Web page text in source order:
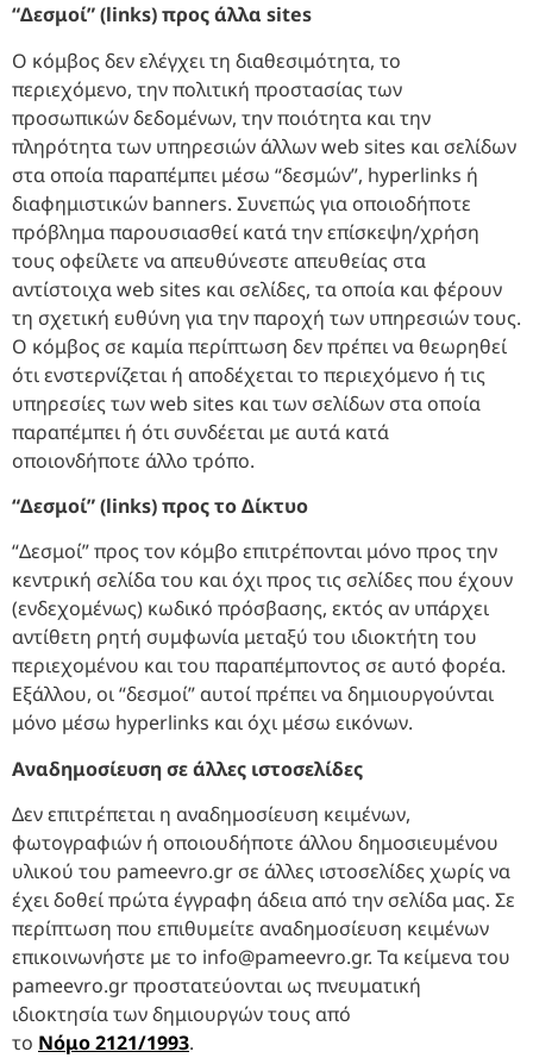
“Δεσμοί” (links) προς άλλα sites
Ο κόμβος δεν ελέγχει τη διαθεσιμότητα, το
περιεχόμενο, την πολιτική προστασίας των
προσωπικών δεδομένων, την ποιότητα και την
πληρότητα των υπηρεσιών άλλων web sites και σελίδων
στα οποία παραπέμπει μέσω “δεσμών”, hyperlinks ή
διαφημιστικών banners. Συνεπώς για οποιοδήποτε
πρόβλημα παρουσιασθεί κατά την επίσκεψη/χρήση
τους οφείλετε να απευθύνεστε απευθείας στα
αντίστοιχα web sites και σελίδες, τα οποία και φέρουν
τη σχετική ευθύνη για την παροχή των υπηρεσιών τους.
Ο κόμβος σε καμία περίπτωση δεν πρέπει να θεωρηθεί
ότι ενστερνίζεται ή αποδέχεται το περιεχόμενο ή τις
υπηρεσίες των web sites και των σελίδων στα οποία
παραπέμπει ή ότι συνδέεται με αυτά κατά
οποιονδήποτε άλλο τρόπο.
“Δεσμοί” (links) προς το Δίκτυο
“Δεσμοί” προς τον κόμβο επιτρέπονται μόνο προς την
κεντρική σελίδα του και όχι προς τις σελίδες που έχουν
(ενδεχομένως) κωδικό πρόσβασης, εκτός αν υπάρχει
αντίθετη ρητή συμφωνία μεταξύ του ιδιοκτήτη του
περιεχομένου και του παραπέμποντος σε αυτό φορέα.
Εξάλλου, οι “δεσμοί” αυτοί πρέπει να δημιουργούνται
μόνο μέσω hyperlinks και όχι μέσω εικόνων.
Αναδημοσίευση σε άλλες ιστοσελίδες
Δεν επιτρέπεται η αναδημοσίευση κειμένων,
φωτογραφιών ή οποιουδήποτε άλλου δημοσιευμένου
υλικού του pameevro.gr σε άλλες ιστοσελίδες χωρίς να
έχει δοθεί πρώτα έγγραφη άδεια από την σελίδα μας. Σε
περίπτωση που επιθυμείτε αναδημοσίευση κειμένων
επικοινωνήστε με το info@pameevro.gr. Τα κείμενα του
pameevro.gr προστατεύονται ως πνευματική
ιδιοκτησία των δημιουργών τους από
το Νόμο 2121/1993.